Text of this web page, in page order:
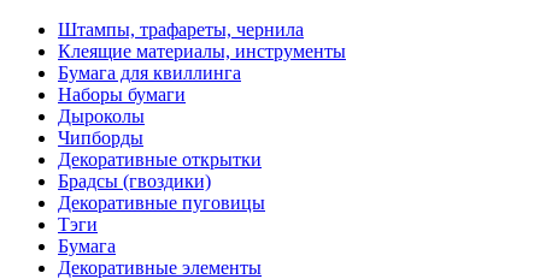
Штампы, трафареты, чернила
Клеящие материалы, инструменты
Бумага для квиллинга
Наборы бумаги
Дыроколы
Чипборды
Декоративные открытки
Брадсы (гвоздики)
Декоративные пуговицы
Тэги
Бумага
Декоративные элементы